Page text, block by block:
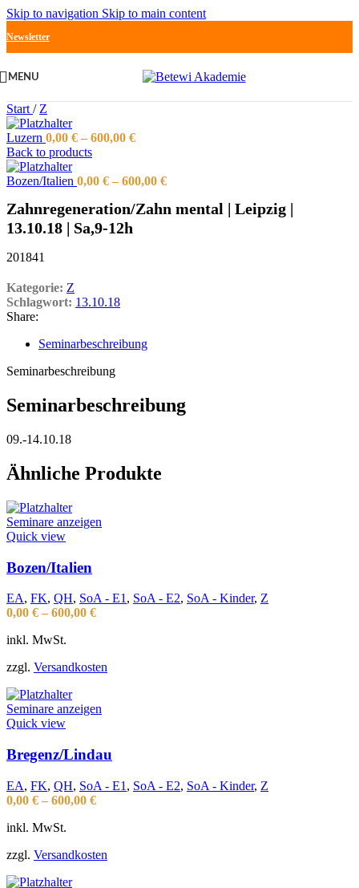
Skip to navigation Skip to main content
Newsletter
MENU
Start / Z
Luzern 0,00 € – 600,00 €
Back to products
Bozen/Italien 0,00 € – 600,00 €
Zahnregeneration/Zahn mental | Leipzig |
13.10.18 | Sa,9-12h
201841
Kategorie: Z
Schlagwort: 13.10.18
Share:
Seminarbeschreibung
Seminarbeschreibung
Seminarbeschreibung
09.-14.10.18
Ähnliche Produkte
Seminare anzeigen
Quick view
Bozen/Italien
EA, FK, QH, SoA - E1, SoA - E2, SoA - Kinder, Z
0,00 € – 600,00 €
inkl. MwSt.
zzgl. Versandkosten
Seminare anzeigen
Quick view
Bregenz/Lindau
EA, FK, QH, SoA - E1 , SoA - E2, SoA - Kinder, Z
0,00 € – 600,00 €
inkl. MwSt.
zzgl. Versandkosten